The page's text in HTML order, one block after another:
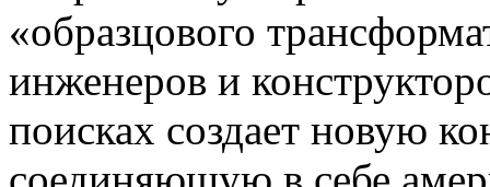
«образцового
инженеров и
поисках создает новую